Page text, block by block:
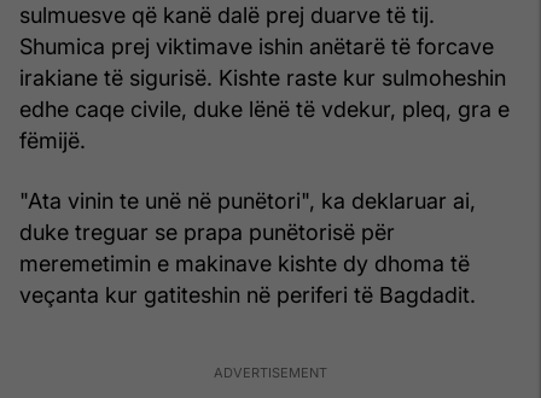
sulmuesve që kanë dalë prej duarve të tij.
Shumica prej viktimave ishin anëtarë të forcave
irakiane të sigurisë. Kishte raste kur sulmoheshin
edhe caqe civile, duke lënë të vdekur, pleq, gra e
fëmijë.
"Ata vinin te unë në punëtori", ka deklaruar ai,
duke treguar se prapa punëtorisë për
meremetimin e makinave kishte dy dhoma të
veçanta kur gatiteshin në periferi të Bagdadit.